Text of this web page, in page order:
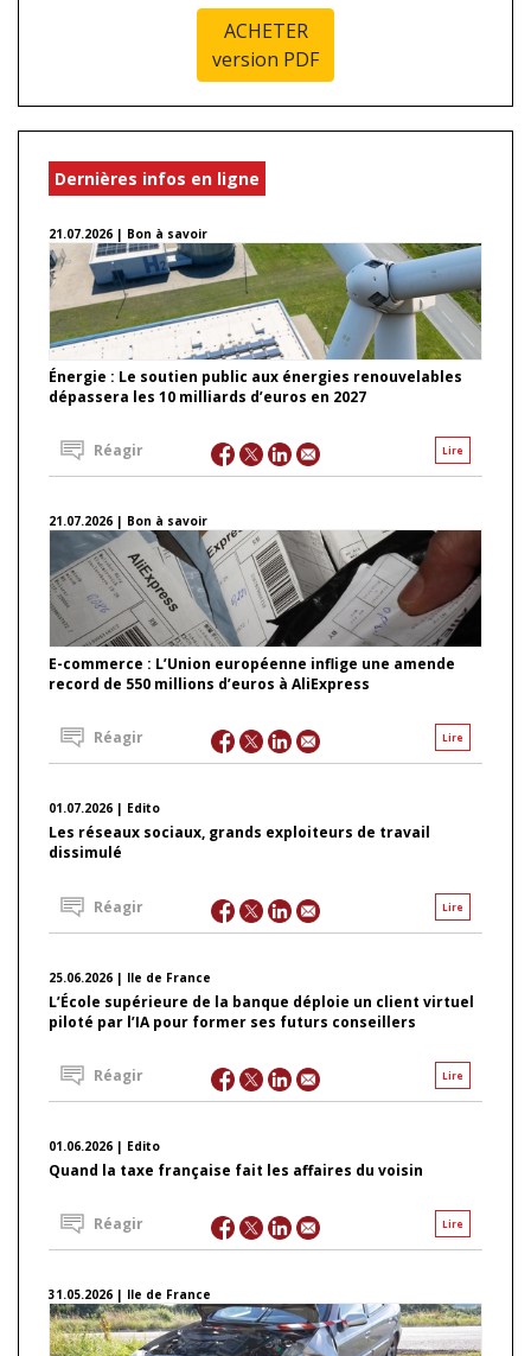
ACHETER
version PDF
Dernières infos en ligne
21.07.2026 | Bon à savoir
Énergie : Le soutien public aux énergies renouvelables
dépassera les 10 milliards d’euros en 2027
Lire
Réagir
21.07.2026 | Bon à savoir
E-commerce : L’Union européenne inflige une amende
record de 550 millions d’euros à AliExpress
Lire
Réagir
01.07.2026 | Edito
Les réseaux sociaux, grands exploiteurs de travail
dissimulé
Lire
Réagir
25.06.2026 | Ile de France
L’École supérieure de la banque déploie un client virtuel
piloté par l’IA pour former ses futurs conseillers
Lire
Réagir
01.06.2026 | Edito
Quand la taxe française fait les affaires du voisin
Lire
Réagir
31.05.2026 | Ile de France